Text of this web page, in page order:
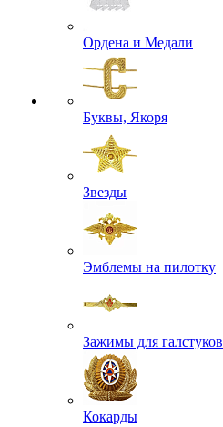
Ордена и Медали
Буквы, Якоря
Звезды
Эмблемы на пилотку
Зажимы для галстуков
Кокарды